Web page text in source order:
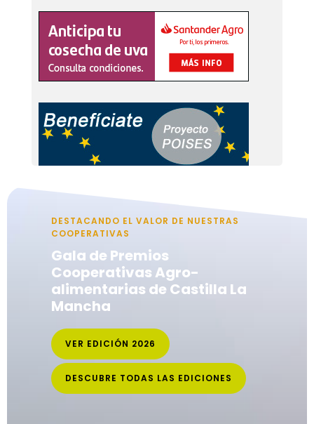
DESTACANDO EL VALOR DE NUESTRAS
COOPERATIVAS
Gala de Premios
Cooperativas Agro-
alimentarias de Castilla La
Mancha
VER EDICIÓN 2026
DESCUBRE TODAS LAS EDICIONES